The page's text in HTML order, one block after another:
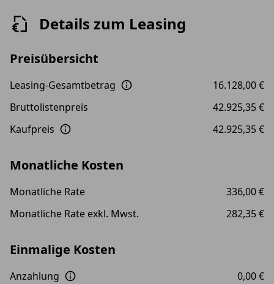
Details zum Leasing
Preisübersicht
Leasing-Gesamtbetrag
16.128,00 €
Bruttolistenpreis
42.925,35 €
Kaufpreis
42.925,35 €
Monatliche Kosten
Monatliche Rate
336,00 €
Monatliche Rate exkl. Mwst.
282,35 €
Einmalige Kosten
Anzahlung
0,00 €